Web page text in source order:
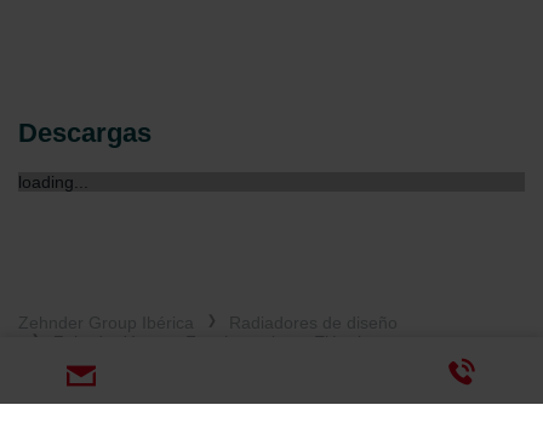
Descargas
loading...
Zehnder Yucca - Funcionamiento Eléctrico